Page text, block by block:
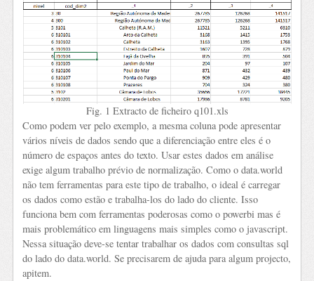
Fig. 1 Extracto de ficheiro q101.xls
Como podem ver pelo exemplo, a mesma coluna pode apresentar
vários níveis de dados sendo que a diferenciação entre eles é o
número de espaços antes do texto. Usar estes dados em análise
exige algum trabalho prévio de normalização. Como o data.world
não tem ferramentas para este tipo de trabalho, o ideal é carregar
os dados como estão e trabalha-los do lado do cliente. Isso
funciona bem com ferramentas poderosas como o powerbi mas é
mais problemático em linguagens mais simples como o javascript.
Nessa situação deve-se tentar trabalhar os dados com consultas sql
do lado do data.world. Se precisarem de ajuda para algum projecto,
apitem.